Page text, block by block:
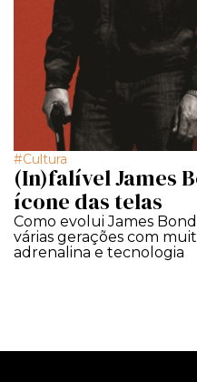
Cultura
(In)falível James
ícone das telas
Como evolui James
várias gerações com
adrenalina e tecnologia